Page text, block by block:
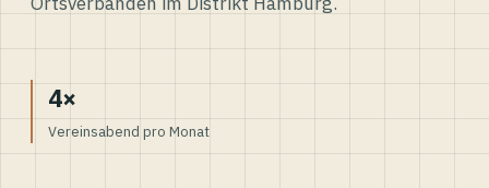
4×
Vereinsabend pro Monat